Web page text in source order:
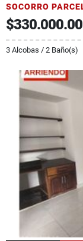
SOCORRO
3 Alcobas / 2 Baño(s)